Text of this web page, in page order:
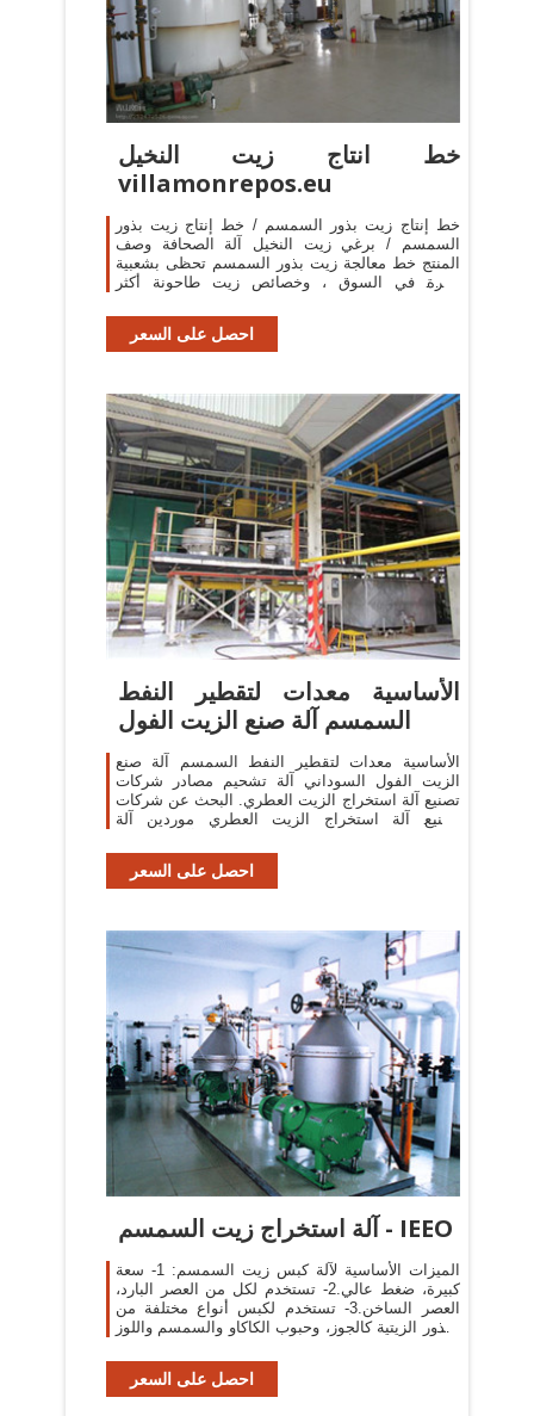
خط انتاج زيت النخيل
villamonrepos.eu
خط إنتاج زيت بذور السمسم / خط إنتاج زيت بذور
السمسم / برغي زيت النخيل آلة الصحافة وصف
المنتج خط معالجة زيت بذور السمسم تحظى بشعبية
كبيرة في السوق ، وخصائص زيت طاحونة أكثر
احصل على السعر
الأساسية معدات لتقطير النفط
السمسم آلة صنع الزيت الفول
الأساسية معدات لتقطير النفط السمسم آلة صنع
الزيت الفول السوداني آلة تشحيم مصادر شركات
تصنيع آلة استخراج الزيت العطري. البحث عن شركات
تصنيع آلة استخراج الزيت العطري موردين آلة
احصل على السعر
آلة استخراج زيت السمسم - IEEO
الميزات الأساسية لآلة كبس زيت السمسم: 1- سعة
كبيرة، ضغط عالي.2- تستخدم لكل من العصر البارد،
العصر الساخن.3- تستخدم لكبس أنواع مختلفة من
البذور الزيتية كالجوز، وحبوب الكاكاو والسمسم واللوز
احصل على السعر